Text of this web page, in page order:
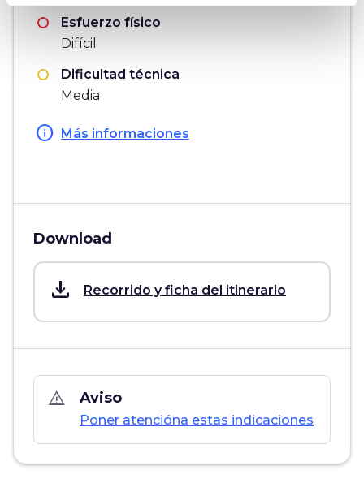
Esfuerzo físico
Difícil
Dificultad técnica
Media
info Más informaciones
Download
save_alt Recorrido y ficha del itinerario
warning_amber Aviso
Poner atencióna estas indicaciones